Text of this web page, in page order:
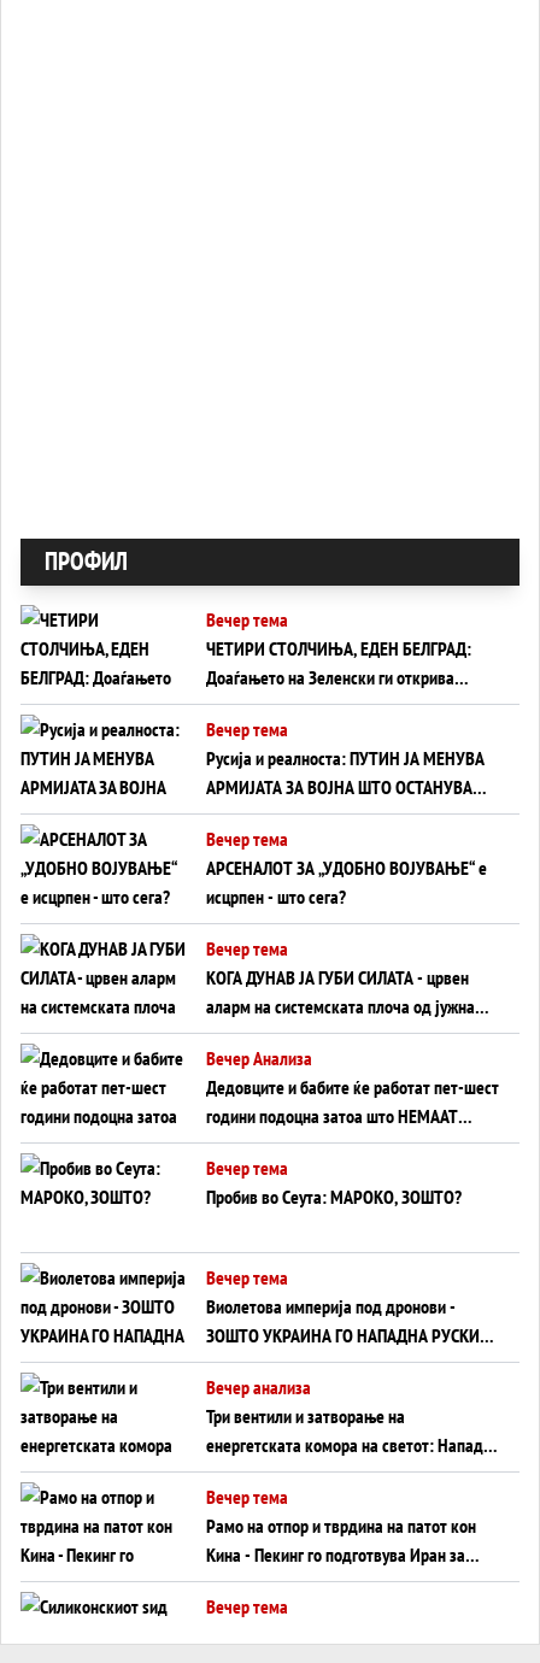
ПРОФИЛ
Вечер тема
ЧЕТИРИ СТОЛЧИЊА, ЕДЕН БЕЛГРАД:
Доаѓањето на Зеленски ги открива
тајните на политиката на балансирање
на Вучиќ
Вечер тема
Русија и реалноста: ПУТИН ЈА МЕНУВА
АРМИЈАТА ЗА ВОЈНА ШТО ОСТАНУВА
БЕЗ ФРОНТ
Вечер тема
АРСЕНАЛОТ ЗА „УДОБНО ВОЈУВАЊЕ“ е
исцрпен - што сега?
Вечер тема
КОГА ДУНАВ ЈА ГУБИ СИЛАТА - црвен
аларм на системската плоча од јужна
Германија до Црното Море...
Вечер Анализа
Дедовците и бабите ќе работат пет-шест
години подоцна затоа што НЕМААТ
ВНУЦИ ДА ГИ ЗАМЕНАТ
Вечер тема
Пробив во Сеута: МАРОКО, ЗОШТО?
Вечер тема
Виолетова империја под дронови -
ЗОШТО УКРАИНА ГО НАПАДНА РУСКИОТ
WILDBERRIES
Вечер анализа
Три вентили и затворање на
енергетската комора на светот: Нападот
во Суец најавува глобален енергетски
инфаркт?
Вечер тема
Рамо на отпор и тврдина на патот кон
Кина - Пекинг го подготвува Иран за
американска копнена инвазија
Вечер тема